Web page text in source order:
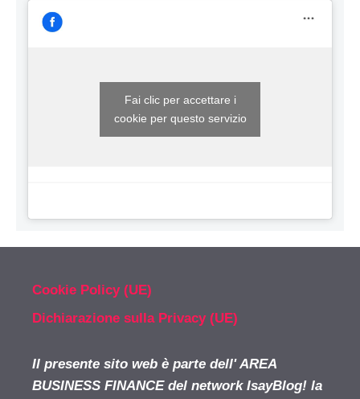
Fai clic per accettare i
cookie per questo servizio
Cookie Policy (UE)
Dichiarazione sulla Privacy (UE)
Il presente sito web è parte dell' AREA
BUSINESS FINANCE del network IsayBlog! la